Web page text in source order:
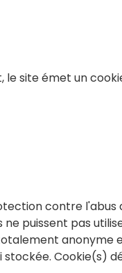
site émet un
contre l'abus
puissent pas
anonyme
Cookie(s)